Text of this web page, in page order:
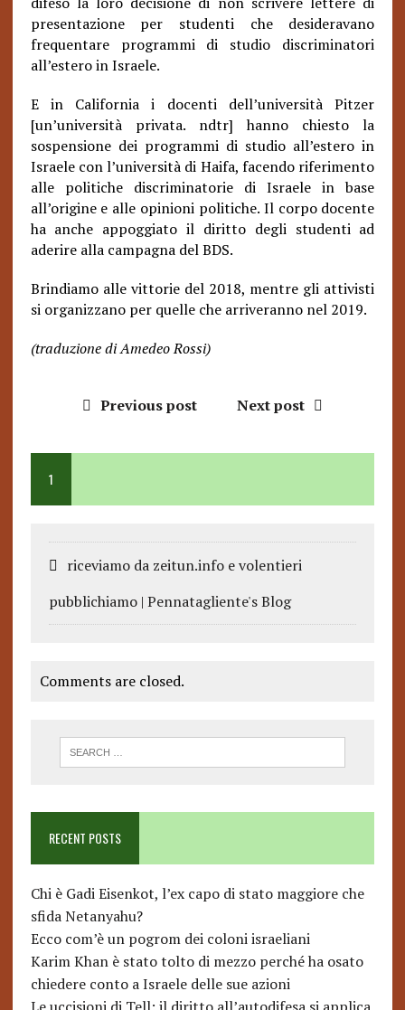
presentazione per studenti che desideravano
frequentare programmi di studio discriminatori
all’estero in Israele.
E in California i docenti dell’università Pitzer
[un’università privata. ndtr] hanno chiesto la
sospensione dei programmi di studio all’estero in
Israele con l’università di Haifa, facendo riferimento
alle politiche discriminatorie di Israele in base
all’origine e alle opinioni politiche. Il corpo docente
ha anche appoggiato il diritto degli studenti ad
aderire alla campagna del BDS.
Brindiamo alle vittorie del 2018, mentre gli attivisti
si organizzano per quelle che arriveranno nel 2019.
(traduzione di Amedeo Rossi)
Previous post Next post
1
riceviamo da zeitun.info e volentieri
pubblichiamo | Pennatagliente's Blog
Comments are closed.
RECENT POSTS
Chi è Gadi Eisenkot, l’ex capo di stato maggiore che
sfida Netanyahu?
Ecco com’è un pogrom dei coloni israeliani
Karim Khan è stato tolto di mezzo perché ha osato
chiedere conto a Israele delle sue azioni